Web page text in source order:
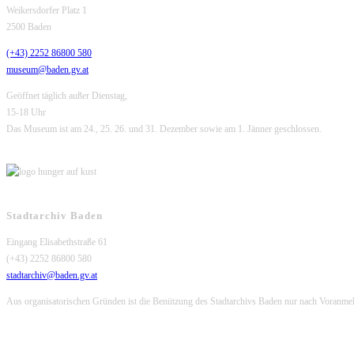
Weikersdorfer Platz 1
2500 Baden
(+43) 2252 86800 580
museum@baden.gv.at
Geöffnet täglich außer Dienstag,
15-18 Uhr
Das Museum ist am 24., 25. 26. und 31. Dezember sowie am 1. Jänner geschlossen.
Stadtarchiv Baden
Eingang Elisabethstraße 61
(+43) 2252 86800 580
stadtarchiv@baden.gv.at
Aus organisatorischen Gründen ist die Benützung des Stadtarchivs Baden nur nach